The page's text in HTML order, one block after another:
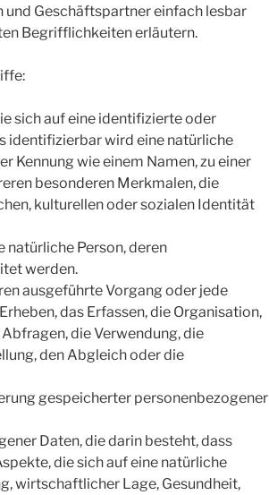
Geschäftspartner einfach lesbar
Begrifflichkeiten erläutern.
sich auf eine identifizierte oder
identifizierbar wird eine natürliche
Kennung wie einem Namen, zu einer
besonderen Merkmalen, die
kulturellen oder sozialen Identität
Person, deren
werden.
ausgeführte Vorgang oder jede
das Erfassen, die Organisation,
die Verwendung, die
den Abgleich oder die
gespeicherter personenbezogener
Daten, die darin besteht, dass
die sich auf eine natürliche
wirtschaftlicher Lage, Gesundheit,